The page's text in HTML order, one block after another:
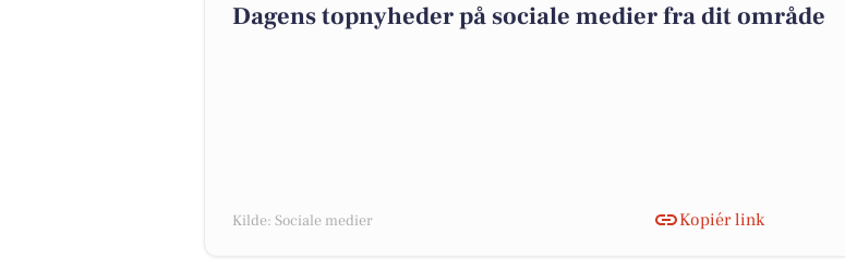
Dagens topnyheder på sociale medier fra dit område
Kilde: Sociale medier Kopiér link